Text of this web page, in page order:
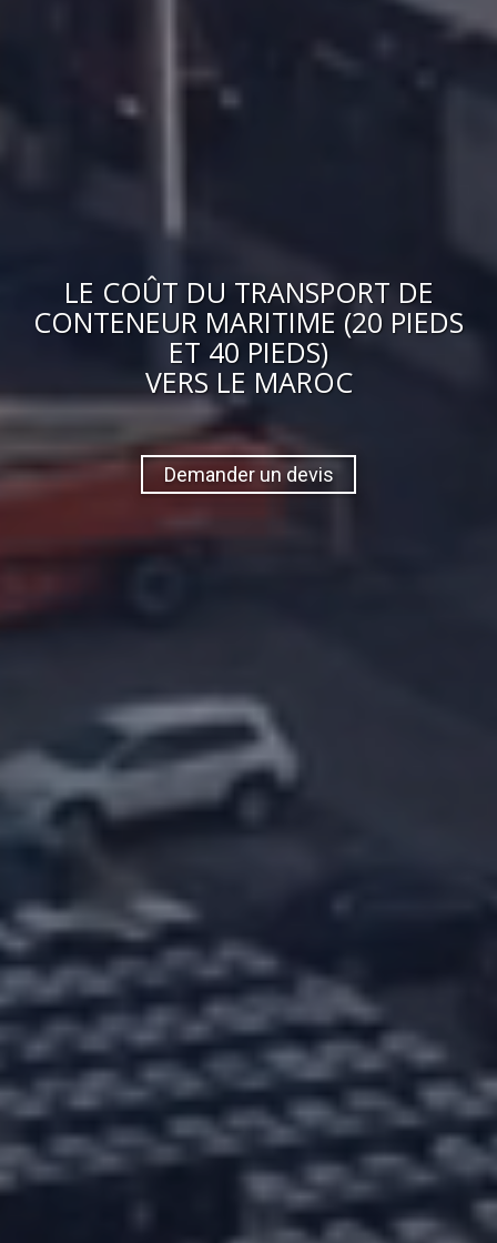
LE COÛT DU TRANSPORT DE
CONTENEUR MARITIME (20 PIEDS
ET 40 PIEDS)
VERS LE MAROC
Demander un devis